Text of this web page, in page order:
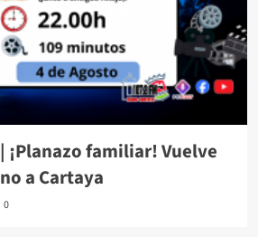
¡Planazo familiar! Vuelve
a Cartaya
0